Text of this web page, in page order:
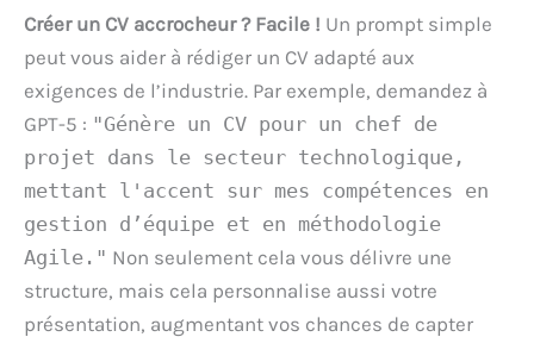
Créer un CV accrocheur ? Facile ! Un prompt simple
peut vous aider à rédiger un CV adapté aux
exigences de l’industrie. Par exemple, demandez à
GPT-5 : "Génère un CV pour un chef de
projet dans le secteur technologique,
mettant l'accent sur mes compétences en
gestion d’équipe et en méthodologie
Agile." Non seulement cela vous délivre une
structure, mais cela personnalise aussi votre
présentation, augmentant vos chances de capter